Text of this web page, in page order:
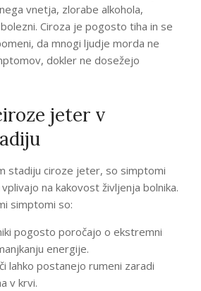
vnetja, zlorabe alkohola,
Ciroza je pogosto tiha in se
da mnogi ljudje morda ne
dokler ne dosežejo
jeter v
stadiju ciroze jeter, so simptomi
na kakovost življenja bolnika.
simptomi so:
pogosto poročajo o ekstremni
energije.
lahko postanejo rumeni zaradi
v krvi.